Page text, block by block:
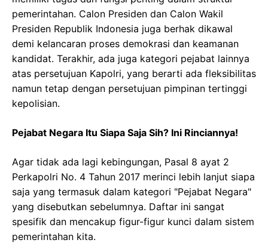
pemerintahan. Calon Presiden dan Calon Wakil
Presiden Republik Indonesia juga berhak dikawal
demi kelancaran proses demokrasi dan keamanan
kandidat. Terakhir, ada juga kategori pejabat lainnya
atas persetujuan Kapolri, yang berarti ada fleksibilitas
namun tetap dengan persetujuan pimpinan tertinggi
kepolisian.
Pejabat Negara Itu Siapa Saja Sih? Ini Rinciannya!
Agar tidak ada lagi kebingungan, Pasal 8 ayat 2
Perkapolri No. 4 Tahun 2017 merinci lebih lanjut siapa
saja yang termasuk dalam kategori "Pejabat Negara"
yang disebutkan sebelumnya. Daftar ini sangat
spesifik dan mencakup figur-figur kunci dalam sistem
pemerintahan kita.